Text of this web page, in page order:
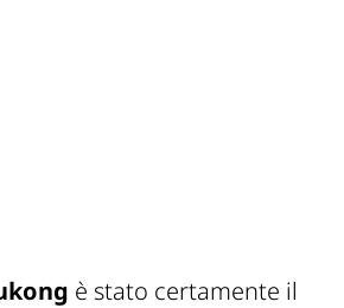
è stato certamente il